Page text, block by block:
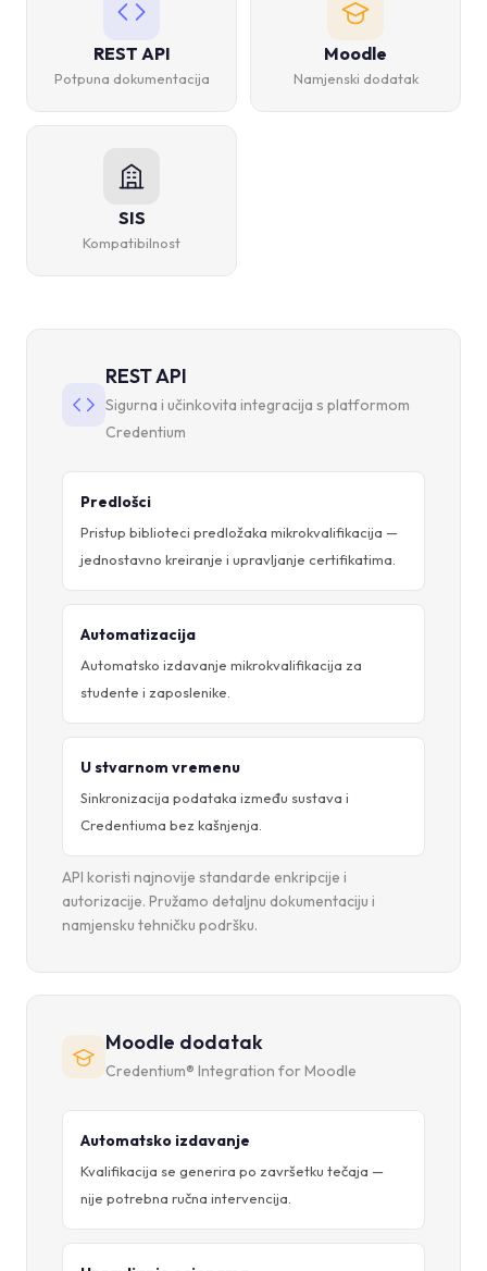
REST API
Potpuna dokumentacija
Moodle
Namjenski dodatak
SIS
Kompatibilnost
REST API
Sigurna i učinkovita integracija s platformom
Credentium
Predlošci
Pristup biblioteci predložaka mikrokvalifikacija —
jednostavno kreiranje i upravljanje certifikatima.
Automatizacija
Automatsko izdavanje mikrokvalifikacija za
studente i zaposlenike.
U stvarnom vremenu
Sinkronizacija podataka između sustava i
Credentiuma bez kašnjenja.
API koristi najnovije standarde enkripcije i
autorizacije. Pružamo detaljnu dokumentaciju i
namjensku tehničku podršku.
Moodle dodatak
Credentium® Integration for Moodle
Automatsko izdavanje
Kvalifikacija se generira po završetku tečaja —
nije potrebna ručna intervencija.